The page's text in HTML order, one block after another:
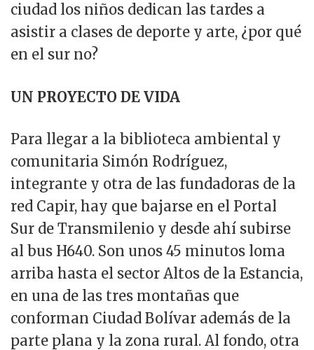
ciudad los niños dedican las tardes a
asistir a clases de deporte y arte, ¿por qué
en el sur no?
UN PROYECTO DE VIDA
Para llegar a la biblioteca ambiental y
comunitaria Simón Rodríguez,
integrante y otra de las fundadoras de la
red Capir, hay que bajarse en el Portal
Sur de Transmilenio y desde ahí subirse
al bus H640. Son unos 45 minutos loma
arriba hasta el sector Altos de la Estancia,
en una de las tres montañas que
conforman Ciudad Bolívar además de la
parte plana y la zona rural. Al fondo, otra